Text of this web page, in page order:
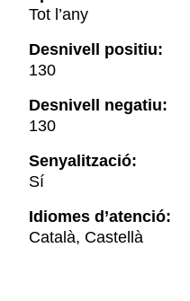
Tot l’any
Desnivell positiu:
130
Desnivell negatiu:
130
Senyalització:
Sí
Idiomes d’atenció:
Català, Castellà